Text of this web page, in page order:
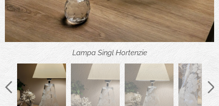
Lampa Singl Hortenzie
Lampa Singl Hortenzie
Lampa Singl Hortenzie
Lampa Singl Hortenzie